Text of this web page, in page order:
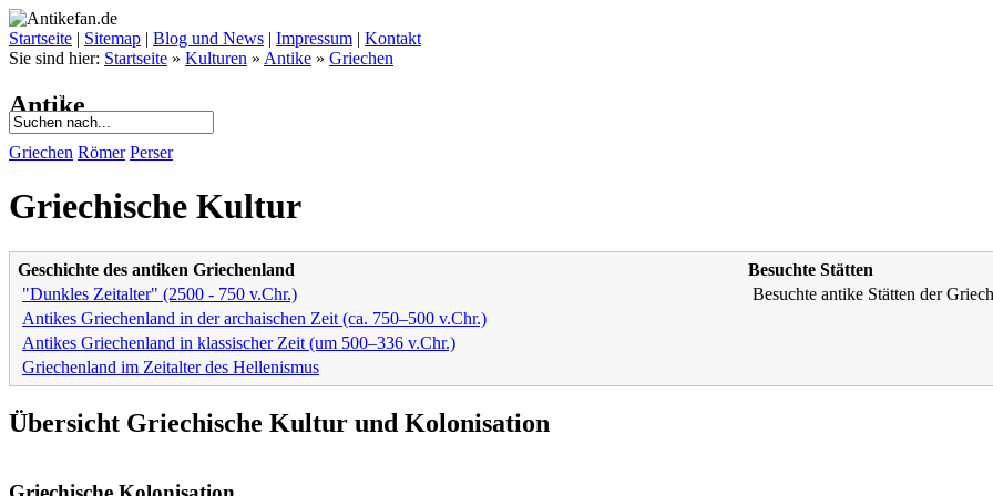
Startseite | Sitemap | Blog und News | Impressum | Kontakt
Kulturen
Sie sind hier: Startseite » Kulturen » Antike » Griechen
Antike
Griechen Römer Perser
Griechische Kultur
Geschichte des antiken Griechenland
"Dunkles Zeitalter" (2500 - 750 v.Chr.)
Antikes Griechenland in der archaischen Zeit (ca. 750–500 v.Chr.)
Antikes Griechenland in klassischer Zeit (um 500–336 v.Chr.)
Griechenland im Zeitalter des Hellenismus
Besuchte Stätten
Besuchte antike Stätten der
Übersicht Griechische Kultur und Kolonisation